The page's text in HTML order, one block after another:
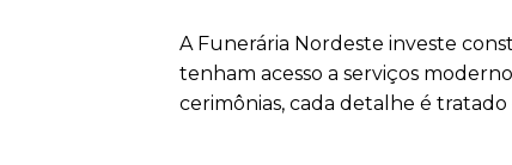
A Funerária Nordeste investe
tenham acesso a serviços
cerimônias, cada detalhe é